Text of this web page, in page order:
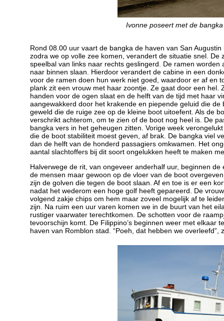
Ivonne poseert met de
Rond 08.00 uur vaart de bangka de haven van San
zodra we op volle zee komen, verandert de situatie snel.
speelbal van links naar rechts geslingerd. De ramen
naar binnen slaan. Hierdoor verandert de cabine in een
voor de ramen doen hun werk niet goed, waardoor er af en
plank zit een vrouw met haar zoontje. Ze gaat door een
handen voor de ogen slaat en de helft van de tijd met haar
aangewakkerd door het krakende en piepende geluid die
geweld die de ruige zee op de kleine boot uitoefent. Als de
verschrikt achterom, om te zien of de boot nog heel is. De
bangka vers in het geheugen zitten. Vorige week
die de boot stabiliteit moest geven, af brak. De bangka viel
dan de helft van de honderd passagiers omkwamen. Het
aantal slachtoffers bij dit soort ongelukken heeft te maken
Halverwege de rit, van ongeveer anderhalf uur, beginnen
de mensen maar gewoon op de vloer van de boot
zijn de golven die tegen de boot slaan. Af en toe is er een
nadat het wederom een hoge golf heeft gepareerd. De
volgend zakje chips om hem maar zoveel mogelijk af te
zijn. Na ruim een uur varen komen we in de buurt van het
rustiger vaarwater terechtkomen. De schotten voor de
tevoorschijn komt. De Filippino’s beginnen weer met elkaar
haven van Romblon stad. “Poeh, dat hebben we